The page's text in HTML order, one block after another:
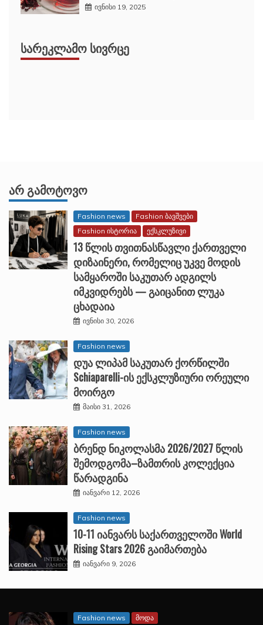
ივნისი 19, 2025
ᲡᲐᲠᲔᲙᲚᲐᲛᲝ ᲡᲘᲕᲠᲪᲔ
ᲐᲠ ᲒᲐᲛᲝᲢᲝᲕᲝ
Fashion news
Fashion ბავშვები
Fashion ისტორია
ექსკლუზივი
13 წლის თვითნასწავლი ქართველი
დიზაინერი, რომელიც უკვე მოდის
სამყაროში საკუთარ ადგილს
იმკვიდრებს — გაიცანით ლუკა
ცხადაია
ივნისი 30, 2026
Fashion news
დუა ლიპამ საკუთარ ქორწილში
Schiaparelli-ის ექსკლუზიური ორეული
მოირგო
მაისი 31, 2026
Fashion news
ბრენდ ნიკოლასმა 2026/2027 წლის
შემოდგომა–ზამთრის კოლექცია
წარადგინა
იანვარი 12, 2026
Fashion news
10-11 იანვარს საქართველოში World
Rising Stars 2026 გაიმართება
იანვარი 9, 2026
Fashion news მოდა